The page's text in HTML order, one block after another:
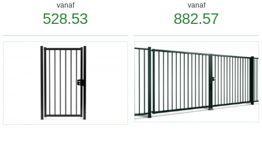
vanaf
528.53
vanaf
882.57